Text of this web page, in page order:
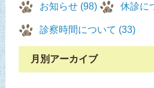
お知らせ (98) 休診に
診察時間について (33)
月別アーカイブ